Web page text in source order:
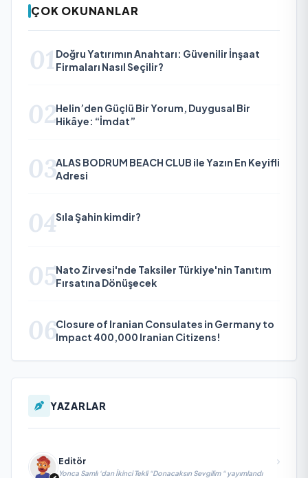
ÇOK OKUNANLAR
01 Doğru Yatırımın Anahtarı: Güvenilir İnşaat
Firmaları Nasıl Seçilir?
02Helin’den Güçlü Bir Yorum, Duygusal Bir
Hikâye: “İmdat”
03ALAS BODRUM BEACH CLUB ile Yazın En Keyifli
Adresi
04Sıla Şahin kimdir?
05Nato Zirvesi'nde Taksiler Türkiye'nin Tanıtım
Fırsatına Dönüşecek
06Closure of Iranian Consulates in Germany to
Impact 400,000 Iranian Citizens!
YAZARLAR
Editör
Yonca Samlı ‘dan İkinci Tekli “Donacaksın Sevgilim “ yayımlandı